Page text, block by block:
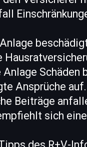
Anlage
Ansprüche
Beiträge
sich